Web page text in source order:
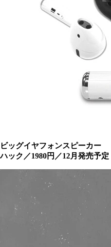
ビッグイヤフォンスピーカー
ハック／1980円／12月発売予定